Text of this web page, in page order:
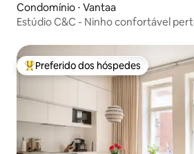
Condomínio ⋅ Vantaa
Estúdio C&C - Ninho confortável
Entre os melhores preferidos dos
Preferido dos hóspedes